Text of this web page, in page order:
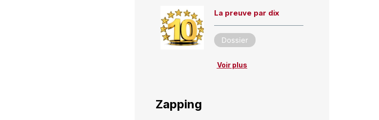
La preuve par dix
Dossier
Voir plus
Zapping